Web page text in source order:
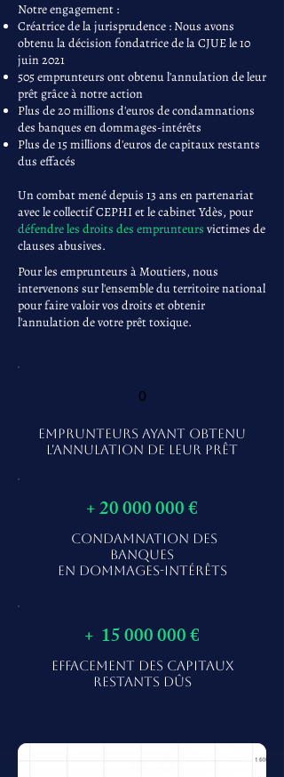
Notre engagement :
Créatrice de la jurisprudence : Nous avons
obtenu la décision fondatrice de la CJUE le 10
juin 2021
505 emprunteurs ont obtenu l'annulation de leur
prêt grâce à notre action
Plus de 20 millions d'euros de condamnations
des banques en dommages-intérêts
Plus de 15 millions d'euros de capitaux restants
dus effacés
Un combat mené depuis 13 ans en partenariat
avec le collectif CEPHI et le cabinet Ydès, pour
défendre les droits des emprunteurs victimes de
clauses abusives.
Pour les emprunteurs à Moutiers, nous
intervenons sur l'ensemble du territoire national
pour faire valoir vos droits et obtenir
l'annulation de votre prêt toxique.
0
EMPRUNTEURS AYANT OBTENU
L'ANNULATION DE LEUR PRÊT
+20 000 000€
CONDAMNATION DES
BANQUES
EN DOMMAGES-INTÉRÊTS
+ 15 000 000€
EFFACEMENT DES CAPITAUX
RESTANTS DÛS